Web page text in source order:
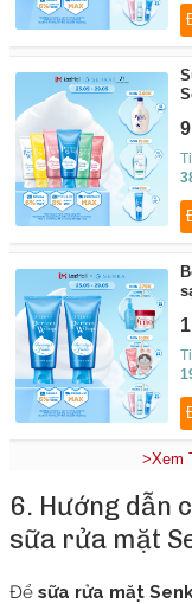
>Xem
6. Hướng dẫn
sữa rửa mặt
Để sữa rửa mặt